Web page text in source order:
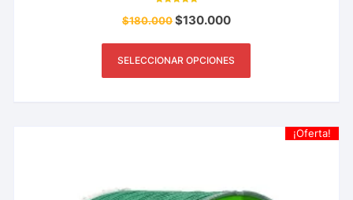
5.00
de 5
$180.000$130.000
SELECCIONAR OPCIONES
¡Oferta!